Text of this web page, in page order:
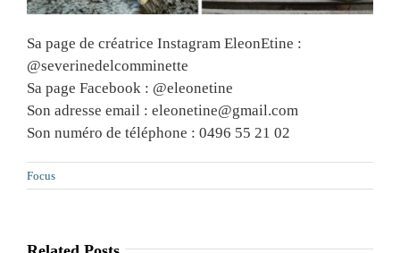
Sa page de créatrice Instagram EleonEtine :
@severinedelcomminette
Sa page Facebook : @eleonetine
Son adresse email : eleonetine@gmail.com
Son numéro de téléphone : 0496 55 21 02
Focus